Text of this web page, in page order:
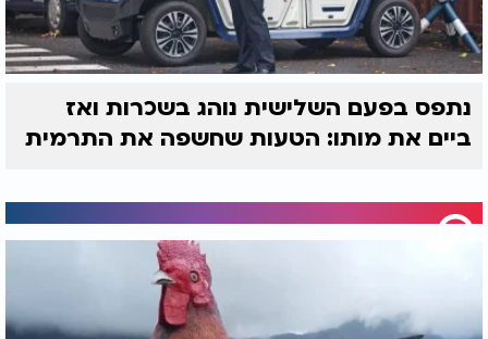
נתפס בפעם השלישית נוהג בשכרות ואז
ביים את מותו: הטעות שחשפה את התרמית